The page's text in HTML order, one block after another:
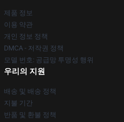
제품 정보
이용 약관
개인 정보 정책
DMCA - 저작권 정책
모델 번호: 공급망 투명성 행위
우리의 지원
배송 및 배송 정책
지불 기간
반품 및 환불 정책